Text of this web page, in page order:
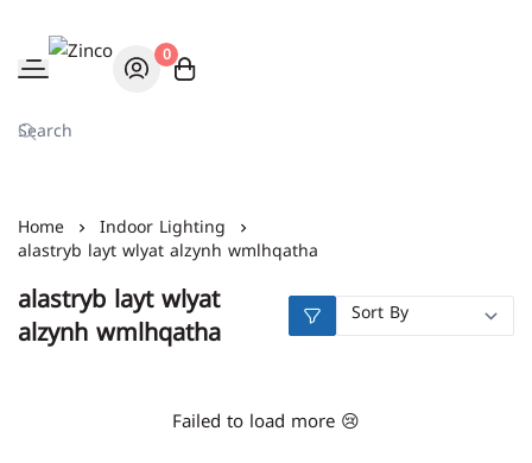
Zinco
0
Home Indoor Lighting
alastryb layt wlyat alzynh wmlhqatha
alastryb layt wlyat
alzynh wmlhqatha
Failed to load more 😢